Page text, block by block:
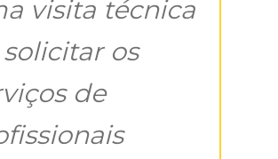
visita técnica
os
de